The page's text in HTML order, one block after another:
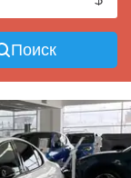
Поиск